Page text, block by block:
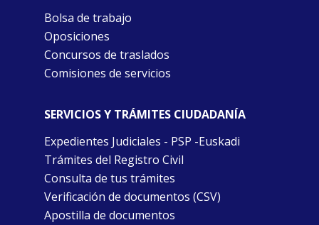
Bolsa de trabajo
Oposiciones
Concursos de traslados
Comisiones de servicios
SERVICIOS Y TRÁMITES CIUDADANÍA
Expedientes Judiciales - PSP -Euskadi
Trámites del Registro Civil
Consulta de tus trámites
Verificación de documentos (CSV)
Apostilla de documentos